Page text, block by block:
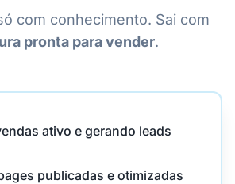
com conhecimento. Sai com
pronta para vender.
ativo e gerando leads
publicadas e otimizadas